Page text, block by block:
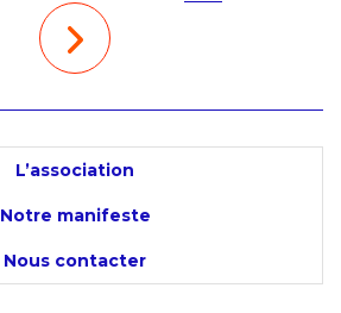
L’association
Notre manifeste
Nous contacter